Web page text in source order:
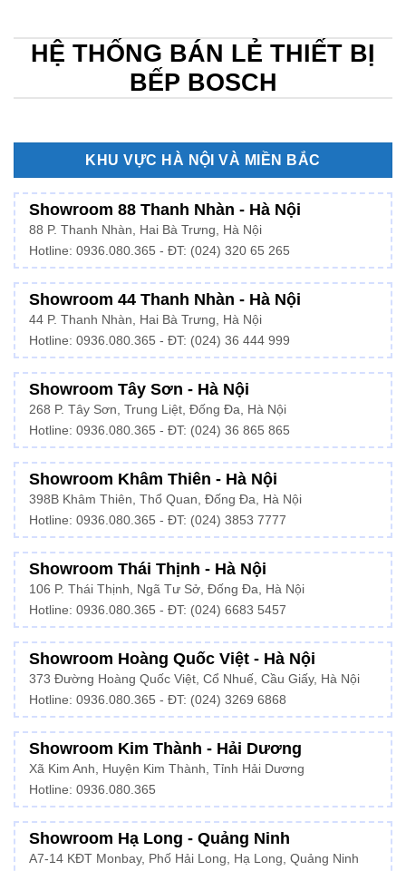
HỆ THỐNG BÁN LẺ THIẾT BỊ
BẾP BOSCH
KHU VỰC HÀ NỘI VÀ MIỀN BẮC
Showroom 88 Thanh Nhàn - Hà Nội
88 P. Thanh Nhàn, Hai Bà Trưng, Hà Nội
Hotline: 0936.080.365 - ĐT: (024) 320 65 265
Showroom 44 Thanh Nhàn - Hà Nội
44 P. Thanh Nhàn, Hai Bà Trưng, Hà Nội
Hotline: 0936.080.365 - ĐT: (024) 36 444 999
Showroom Tây Sơn - Hà Nội
268 P. Tây Sơn, Trung Liệt, Đống Đa, Hà Nội
Hotline: 0936.080.365 - ĐT: (024) 36 865 865
Showroom Khâm Thiên - Hà Nội
398B Khâm Thiên, Thổ Quan, Đống Đa, Hà Nội
Hotline: 0936.080.365 - ĐT: (024) 3853 7777
Showroom Thái Thịnh - Hà Nội
106 P. Thái Thịnh, Ngã Tư Sở, Đống Đa, Hà Nội
Hotline: 0936.080.365 - ĐT: (024) 6683 5457
Showroom Hoàng Quốc Việt - Hà Nội
373 Đường Hoàng Quốc Việt, Cổ Nhuế, Cầu Giấy, Hà Nội
Hotline: 0936.080.365 - ĐT: (024) 3269 6868
Showroom Kim Thành - Hải Dương
Xã Kim Anh, Huyện Kim Thành, Tỉnh Hải Dương
Hotline: 0936.080.365
Showroom Hạ Long - Quảng Ninh
A7-14 KĐT Monbay, Phố Hải Long, Hạ Long, Quảng Ninh